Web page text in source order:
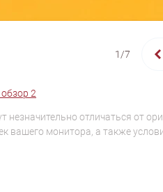
1/7
2
незначительно отличаться от
вашего монитора, а также